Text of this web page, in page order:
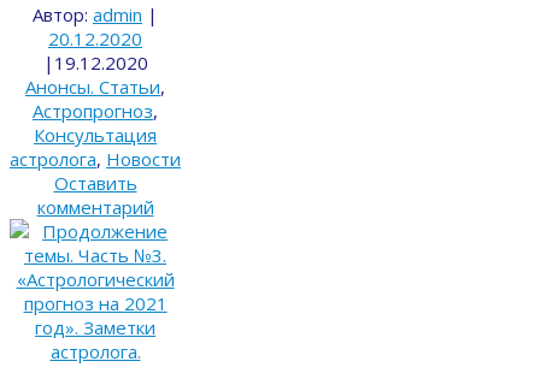
Автор: admin |
20.12.2020
| 19.12.2020
Анонсы. Статьи,
Астропрогноз,
Консультация
астролога, Новости
Оставить
комментарий